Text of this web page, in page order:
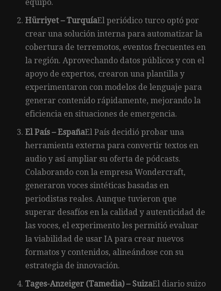
equipo.
Hürriyet – TurquíaEl periódico turco optó por
crear una solución interna para automatizar la
cobertura de terremotos, eventos frecuentes en
la región. Aprovechando datos públicos y con el
apoyo de expertos, crearon una plantilla y
experimentaron con modelos de lenguaje para
generar contenido rápidamente, mejorando la
eficiencia en situaciones de emergencia.
El País – EspañaEl País decidió probar una
herramienta externa para convertir textos en
audio y así ampliar su oferta de pódcasts.
Colaborando con la empresa Wondercraft,
generaron voces sintéticas basadas en
periodistas reales. Aunque tuvieron que
superar desafíos en la calidad y autenticidad de
las voces, el experimento les permitió evaluar
la viabilidad de usar IA para crear nuevos
formatos y contenidos, alineándose con su
estrategia de innovación.
Tages-Anzeiger (Tamedia) – SuizaEl diario suizo